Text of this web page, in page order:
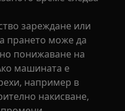
зареждане или
прането може да
понижаване на
машината е
например в
накисване,